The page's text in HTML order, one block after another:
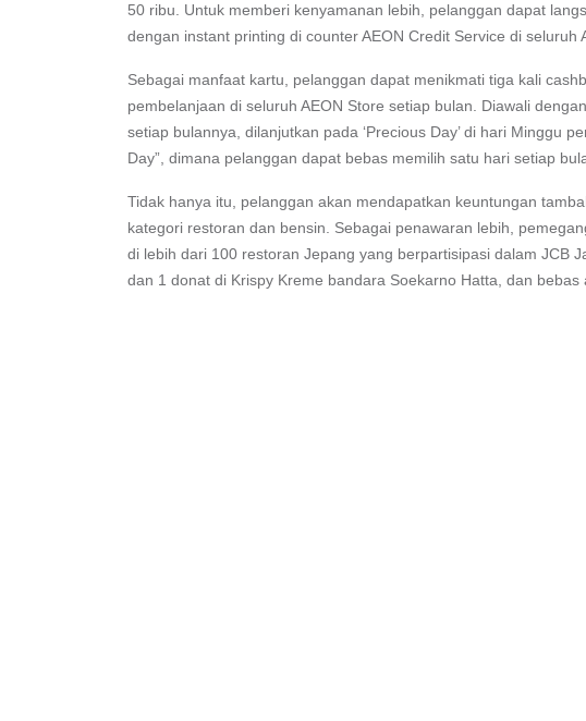
50 ribu. Untuk memberi kenyamanan lebih, pelanggan dapat
dengan instant printing di counter AEON Credit Service di seluruh
Sebagai manfaat kartu, pelanggan dapat menikmati tiga kali
pembelanjaan di seluruh AEON Store setiap bulan. Diawali
setiap bulannya, dilanjutkan pada ‘Precious Day’ di hari Minggu
Day”, dimana pelanggan dapat bebas memilih satu hari setiap
Tidak hanya itu, pelanggan akan mendapatkan keuntungan
kategori restoran dan bensin. Sebagai penawaran lebih,
di lebih dari 100 restoran Jepang yang berpartisipasi dalam JCB
dan 1 donat di Krispy Kreme bandara Soekarno Hatta, dan bebas